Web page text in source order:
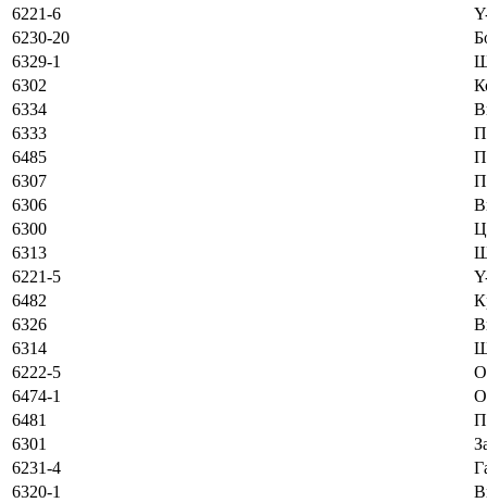
6221-6
6230-20
6329-1
6302
6334
6333
6485
6307
6306
6300
6313
6221-5
6482
6326
6314
6222-5
6474-1
6481
6301
6231-4
6320-1